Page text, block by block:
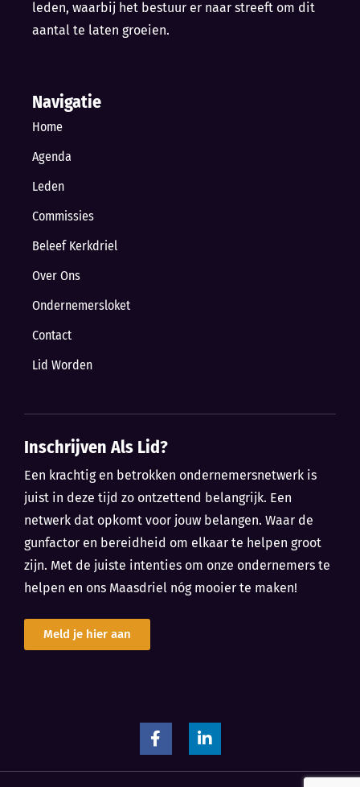
leden, waarbij het bestuur er naar streeft om dit
aantal te laten groeien.
Navigatie
Home
Agenda
Leden
Commissies
Beleef Kerkdriel
Over Ons
Ondernemersloket
Contact
Lid Worden
Inschrijven Als Lid?
Een krachtig en betrokken ondernemersnetwerk is
juist in deze tijd zo ontzettend belangrijk. Een
netwerk dat opkomt voor jouw belangen. Waar de
gunfactor en bereidheid om elkaar te helpen groot
zijn. Met de juiste intenties om onze ondernemers te
helpen en ons Maasdriel nóg mooier te maken!
Meld je hier aan